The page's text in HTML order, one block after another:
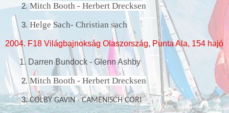
2.Mitch Booth - Herbert Drecksen
3. Helge Sach- Christian sach
2004. F18 Világbajnokság Olaszország, Punta Ala, 154 hajó
1. Darren Bundock - Glenn Ashby
2.Mitch Booth - Herbert Drecksen
3.COLBY GAVIN - CAMENISCH CORI